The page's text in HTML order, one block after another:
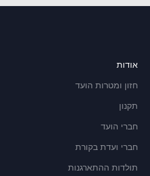
אודות
חזון ומטרות הועד
תקנון
חברי הועד
חברי ועדת בקורת
תולדות ההתארגנות